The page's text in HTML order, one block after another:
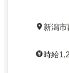
新潟市
時給